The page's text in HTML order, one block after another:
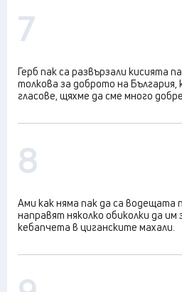
7
Герб пак са развързали кисията
толкова за доброто на България,
гласове, щяхме да сме много
8
Ами как няма пак да са
направят няколко обиколки да
кебапчета в циганските махали.